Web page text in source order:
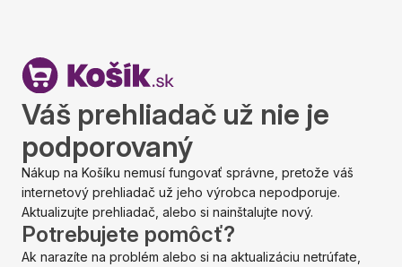
Váš prehliadač už nie je
podporovaný
Nákup na Košíku nemusí fungovať správne, pretože váš
internetový prehliadač už jeho výrobca nepodporuje.
Aktualizujte prehliadač, alebo si nainštalujte nový.
Potrebujete pomôcť?
Ak narazíte na problém alebo si na aktualizáciu netrúfate,